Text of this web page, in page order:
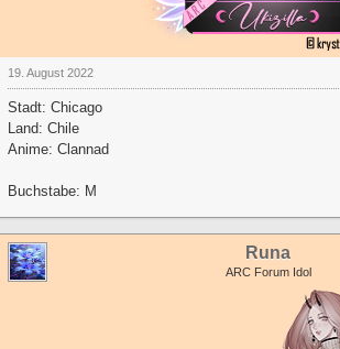
19. August 2022
Stadt: Chicago
Land: Chile
Anime: Clannad
Buchstabe: M
Runa
ARC Forum Idol